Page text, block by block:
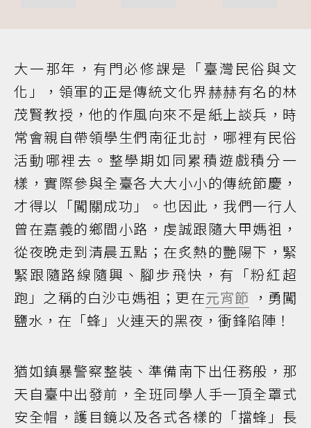
大一那年，有門必修課是「臺灣民俗與文
化」，領軍的正是傳統文化界赫赫有名的林
茂賢教授，他的作風向來不是紙上談兵，時
常會親自帶領學生們南征北討，哪裡有民俗
活動哪裡去。整學期如同累積遊戲積分一
樣，實際參與全臺各大大小小的傳統節慶，
才得以「闖關成功」。也因此，我們一行人
曾在嘉義的鄉間小路，虔誠跟隨大甲媽祖，
從夜晚走到清晨五點；在炙熱的艷陽下，緊
緊跟隨路線隨興、腳步飛快，有「粉紅超
跑」之稱的白沙屯媽祖；更在元宵節 ，勇闖
鹽水，在「蜂」火連天的黑夜，衝鋒陷陣！
猶如鎮暴警察整裝、準備南下出任務般，那
天自臺中出發前，全班同學人手一頂全罩式
安全帽，護目鏡以及各式各樣的「擋蜂」長